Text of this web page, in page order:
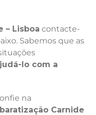
– Lisboa contacte-
Sabemos que as
lo com a
na
Carnide